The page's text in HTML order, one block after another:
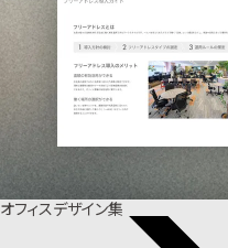
オフィスデザイン集